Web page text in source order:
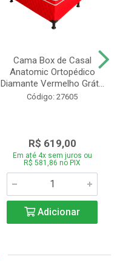
Cama Box de Casal
Anatomic Ortopédico
Diamante Vermelho Grát...
Código: 27605
R$ 619,00
Em até 4x sem juros ou
R$ 581,86 no PIX
Adicionar